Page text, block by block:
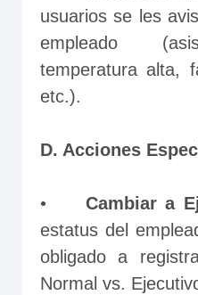
usuarios se les
empleado
temperatura alta,
etc.).
D. Acciones
• Cambiar a
estatus del
obligado a
Normal vs.